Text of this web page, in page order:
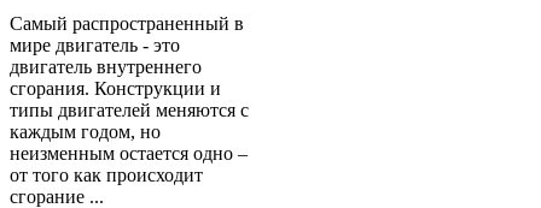
Самый распространенный в
мире двигатель - это
двигатель внутреннего
сгорания. Конструкции и
типы двигателей меняются с
каждым годом, но
неизменным остается одно –
от того как происходит
сгорание ...